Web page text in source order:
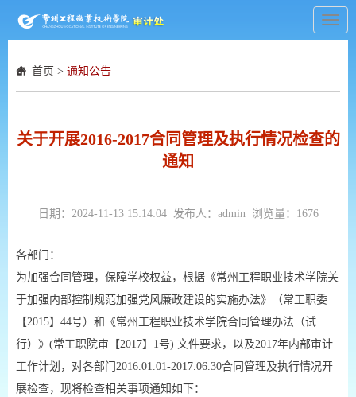
首页 > 通知公告
关于开展2016-2017合同管理及执行情况检查的
通知
日期：2024-11-13 15:14:04 发布人：admin 浏览量： 1676
各部门：
为加强合同管理，保障学校权益，根据《常州工程职业技术学院关
于加强内部控制规范加强党风廉政建设的实施办法》（常工职委
【2015】44号）和《常州工程职业技术学院合同管理办法（试
行）》(常工职院审【2017】1号) 文件要求，以及2017年内部审计
工作计划，对各部门2016.01.01-2017.06.30合同管理及执行情况开
展检查，现将检查相关事项通知如下：